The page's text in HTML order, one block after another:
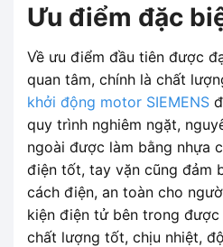
Ưu điểm đặc
Về ưu điểm đầu tiên được
quan tâm, chính là chất
khởi động motor SIEMENS
quy trình nghiêm ngặt,
ngoài được làm bằng nhựa
điện tốt, tay vặn cũng đảm
cách điện, an toàn cho
kiện điện tử bên trong
chất lượng tốt, chịu nhiệt,